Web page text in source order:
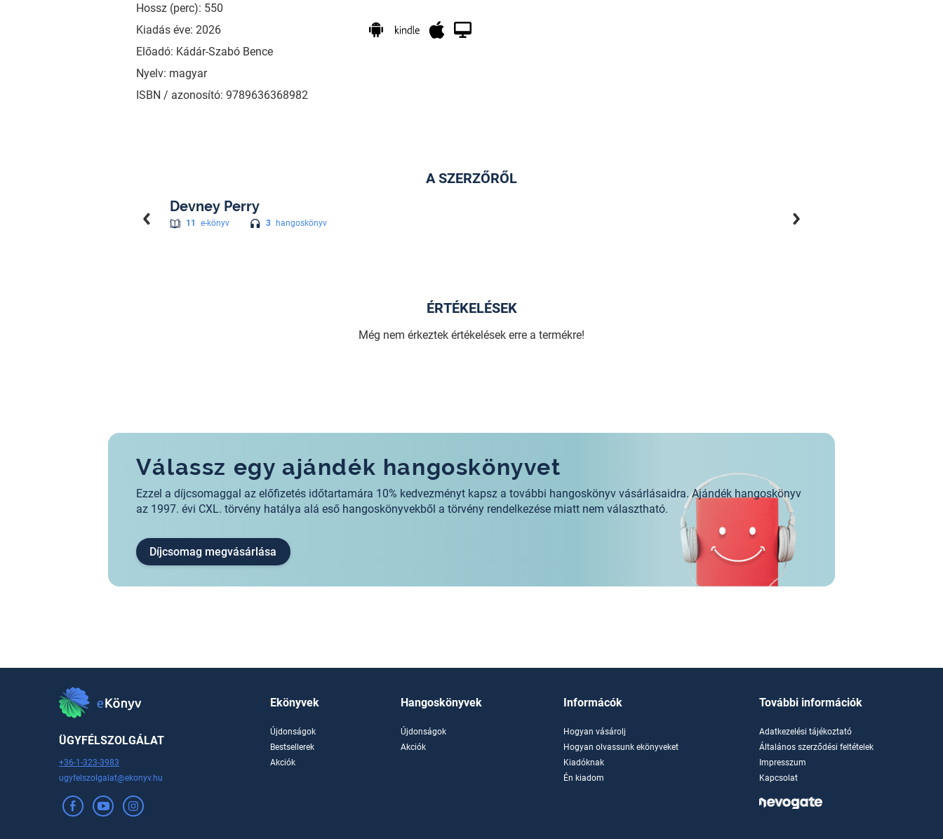
Hossz (perc): 550
Kiadás éve: 2026
Előadó: Kádár-Szabó Bence
Nyelv: magyar
ISBN / azonosító: 9789636368982
A SZERZŐRŐL
Devney Perry
11 e-könyv 3 hangoskönyv 11
ÉRTÉKELÉSEK
Még nem érkeztek értékelések erre a termékre!
Válassz egy ajándék hangoskönyvet
Ezzel a díjcsomaggal az előfizetés időtartamára 10% kedvezményt kapsz a további hangoskönyv vásárlásaidra. Ajándék hangoskönyv
az 1997. évi CXL. törvény hatálya alá eső hangoskönyvekből a törvény rendelkezése miatt nem választható.
Díjcsomag megvásárlása
ÜGYFÉLSZOLGÁLAT
+36-1-323-3983
ugyfelszolgalat@ekonyv.hu
Ekönyvek
Újdonságok
Bestsellerek
Akciók
Hangoskönyvek
Újdonságok
Akciók
Informácók
Hogyan vásárolj
Hogyan olvassunk ekönyveket
Kiadóknak
Én kiadom
További információk
Adatkezelési tájékoztató
Általános szerződési feltételek
Impresszum
Kapcsolat